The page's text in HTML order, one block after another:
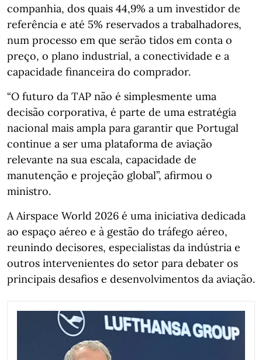
companhia, dos quais 44,9% a um investidor de
referência e até 5% reservados a trabalhadores,
num processo em que serão tidos em conta o
preço, o plano industrial, a conectividade e a
capacidade financeira do comprador.
“O futuro da TAP não é simplesmente uma
decisão corporativa, é parte de uma estratégia
nacional mais ampla para garantir que Portugal
continue a ser uma plataforma de aviação
relevante na sua escala, capacidade de
manutenção e projeção global”, afirmou o
ministro.
A Airspace World 2026 é uma iniciativa dedicada
ao espaço aéreo e à gestão do tráfego aéreo,
reunindo decisores, especialistas da indústria e
outros intervenientes do setor para debater os
principais desafios e desenvolvimentos da aviação.